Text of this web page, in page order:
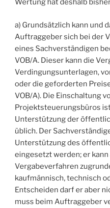
Wertung hat deshalb
a) Grundsätzlich kann und
Auftraggeber sich bei der
eines Sachverständigen
VOB/A. Dieser kann die
Verdingungsunterlagen,
oder die geforderten
VOB/A). Die Einschaltung
Projektsteuerungsbüros
Unterstützung der
üblich. Der
Unterstützung des
eingesetzt werden; er kann
Vergabeverfahren
kaufmännisch, technisch
Entscheiden darf er aber
muss beim Auftraggeber